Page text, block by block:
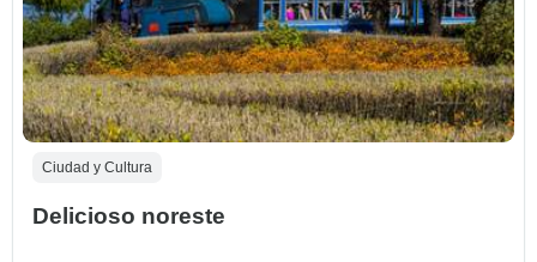
Ciudad y Cultura
Delicioso noreste